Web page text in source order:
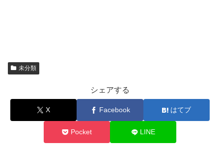
未分類
シェアする
X Facebook はてブ
Pocket LINE